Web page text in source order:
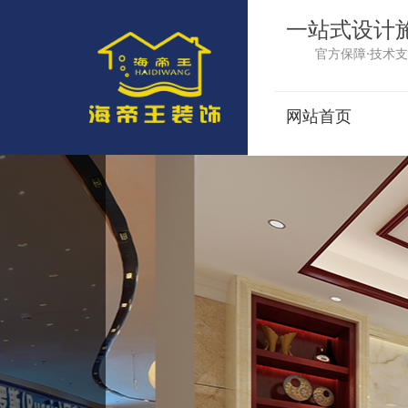
一站式设计
官方保障·技术
网站首页